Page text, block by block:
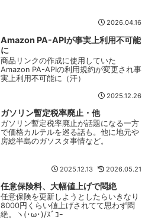
ス～」（2020年放送）このレースに参加
都合で映像は載せられないので代用画像
を（苦...
2026.04.16
Amazon PA-APIが事実上利用不可能
に
商品リンクの作成に使用していた
Amazon PA-APIの利用規約が変更され事
実上利用不可能に（汗）
2025.12.26
ガソリン暫定税率廃止・他
ガソリン暫定税率廃止が話題になる一方
で価格カルテルを巡る話も。他に地元や
房総半島のガソスタ事情など。
2025.12.13 2026.05.21
任意保険料、大幅値上げで悶絶
任意保険を更新しようとしたらいきなり
8000円くらい値上げされてて思わず悶
絶。ヽ(･ω･)/ｽﾞｺｰ